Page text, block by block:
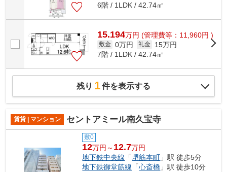
6階 / 1LDK / 42.74㎡
15.194万円 (管理費等：11,960円 )
敷金 0万円 礼金
15万円
7階 / 1LDK / 42.74㎡
残り 1件を表示する
賃貸 | マンション セントアミール南久宝寺
敷0
12万円～ 12.7万円
地下鉄中央線 「堺筋本町 」駅 徒歩5分
地下鉄御堂筋線 「心斎橋 」駅 徒歩10分